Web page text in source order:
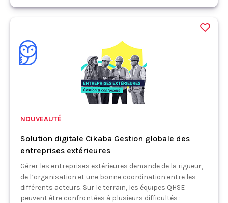
NOUVEAUTÉ
Solution digitale Cikaba Gestion globale des
entreprises extérieures
Gérer les entreprises extérieures demande de la rigueur,
de l’organisation et une bonne coordination entre les
différents acteurs. Sur le terrain, les équipes QHSE
peuvent être confrontées à plusieurs difficultés :